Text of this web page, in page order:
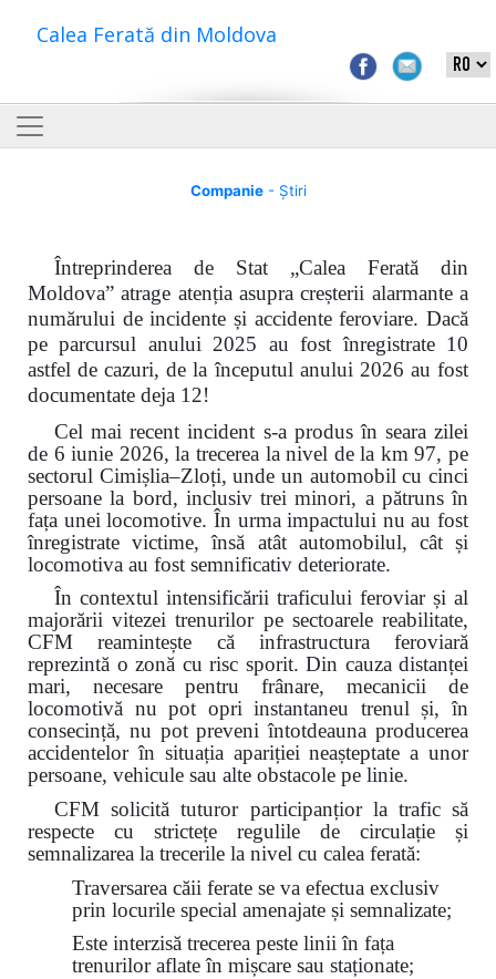
Calea Ferată din Moldova
Companie- Știri
Întreprinderea de Stat „Calea Ferată din
Moldova” atrage atenția asupra creșterii alarmante a
numărului de incidente și accidente feroviare. Dacă
pe parcursul anului 2025 au fost înregistrate 10
astfel de cazuri, de la începutul anului 2026 au fost
documentate deja 12!
Cel mai recent incident s-a produs în seara zilei
de 6 iunie 2026, la trecerea la nivel de la km 97, pe
sectorul Cimișlia–Zloți, unde un automobil cu cinci
persoane la bord, inclusiv trei minori, a pătruns în
fața unei locomotive. În urma impactului nu au fost
înregistrate victime, însă atât automobilul, cât și
locomotiva au fost semnificativ deteriorate.
În contextul intensificării traficului feroviar și al
majorării vitezei trenurilor pe sectoarele reabilitate,
CFM reamintește că infrastructura feroviară
reprezintă o zonă cu risc sporit. Din cauza distanței
mari, necesare pentru frânare, mecanicii de
locomotivă nu pot opri instantaneu trenul și, în
consecință, nu pot preveni întotdeauna producerea
accidentelor în situația apariției neașteptate a unor
persoane, vehicule sau alte obstacole pe linie.
CFM solicită tuturor participanțior la trafic să
respecte cu strictețe regulile de circulație și
semnalizarea la trecerile la nivel cu calea ferată:
Traversarea căii ferate se va efectua exclusiv
prin locurile special amenajate și semnalizate;
Este interzisă trecerea peste linii în fața
trenurilor aflate în mișcare sau staționate;